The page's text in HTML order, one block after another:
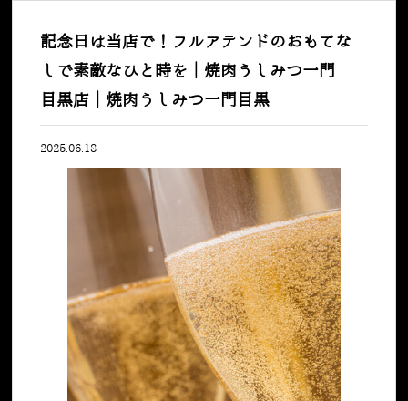
記念日は当店で！フルアテンドのおもてな
しで素敵なひと時を｜焼肉うしみつ一門
目黒店｜焼肉うしみつ一門目黒
2025.06.18